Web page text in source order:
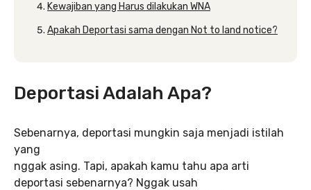
Kewajiban yang Harus dilakukan WNA
Apakah Deportasi sama dengan Not to land notice?
Deportasi Adalah Apa?
Sebenarnya, deportasi mungkin saja menjadi istilah
yang
nggak asing. Tapi, apakah kamu tahu apa arti
deportasi sebenarnya? Nggak usah